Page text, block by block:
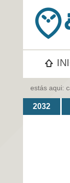
estás aqui:
2032